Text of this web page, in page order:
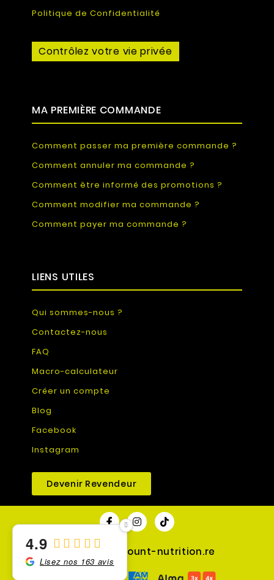
4.9
Lisez nos 163 avis
Politique de Confidentialité
Contrôlez votre vie privée
MA PREMIÈRE COMMANDE
Comment passer ma première commande ?
Comment annuler ma commande ?
Comment être informé des promotions ?
Comment modifier ma commande ?
Comment payer ma commande ?
LIENS UTILES
Qui sommes-nous ?
Contactez-nous
FAQ
Macro-calculateur
Créer un compte
Blog
Facebook
Instagram
Devenir Revendeur
© 2026 - discount-nutrition.re